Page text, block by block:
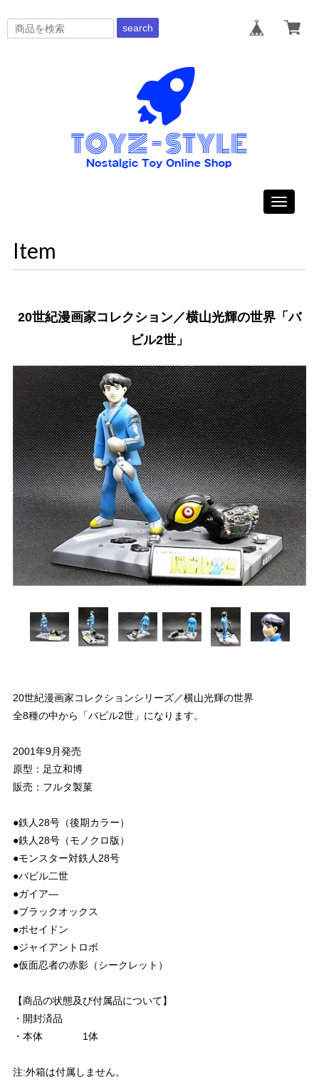
search
Toggle
Item
20世紀漫画家コレクション／横山光輝の世界「バ
ビル2世」
20世紀漫画家コレクションシリーズ／横山光輝の世界
全8種の中から「バビル2世」になります。
2001年9月発売
原型：足立和博
販売：フルタ製菓
●鉄人28号（後期カラー）
●鉄人28号（モノクロ版）
●モンスター対鉄人28号
●バビル二世
●ガイア―
●ブラックオックス
●ポセイドン
●ジャイアントロボ
●仮面忍者の赤影（シークレット）
【商品の状態及び付属品について】
・開封済品
・本体 1体
注:外箱は付属しません。